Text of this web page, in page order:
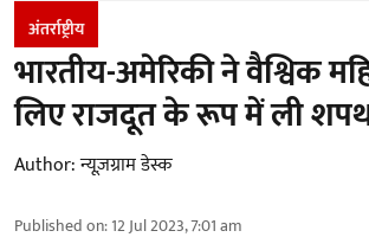
अंतर्राष्ट्रीय
भारतीय-अमेरिकी ने वैश्विक
लिए राजदूत के रूप में ली
Author:न्यूज़ग्राम डेस्क
Published on:12 Jul 2023, 7:01 am